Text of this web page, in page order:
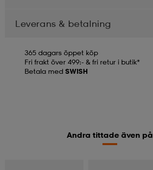
Leverans & betalning
365 dagars öppet köp
Fri frakt över 499:- & fri retur i butik*
Betala med SWISH
Andra tittade även på